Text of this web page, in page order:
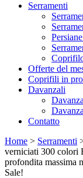
Serramenti
Offerte del
Coprifili in
Davanzali
Contatto
Home > Serramenti
verniciati 300 colori
profondita massima
Sale!